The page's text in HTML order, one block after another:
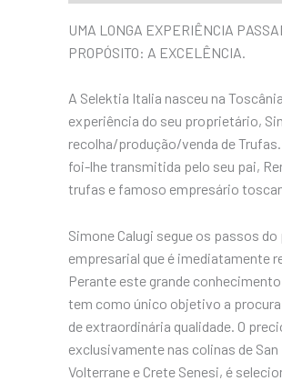
UMA LONGA EXPERIÊNCIA
PROPÓSITO: A EXCELÊNCIA.
A Selektia Italia nasceu na
experiência do seu proprietário,
recolha/produção/venda de
foi-lhe transmitida pelo seu pai,
trufas e famoso empresário
Simone Calugi segue os passos
empresarial que é imediatamente
Perante este grande
tem como único objetivo a
de extraordinária qualidade. O
exclusivamente nas colinas de
Volterrane e Crete Senesi, é